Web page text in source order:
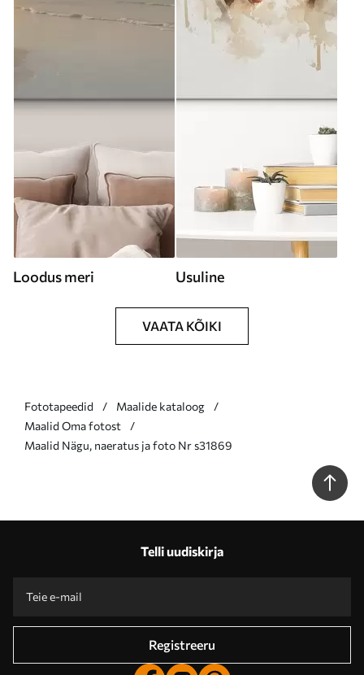
Loodus meri Usuline
VAATA KÕIKI
Fototapeedid
Maalide kataloog
Maalid Oma fotost
Maalid Nägu, naeratus ja foto Nr s31869
Telli uudiskirja
Registreeru